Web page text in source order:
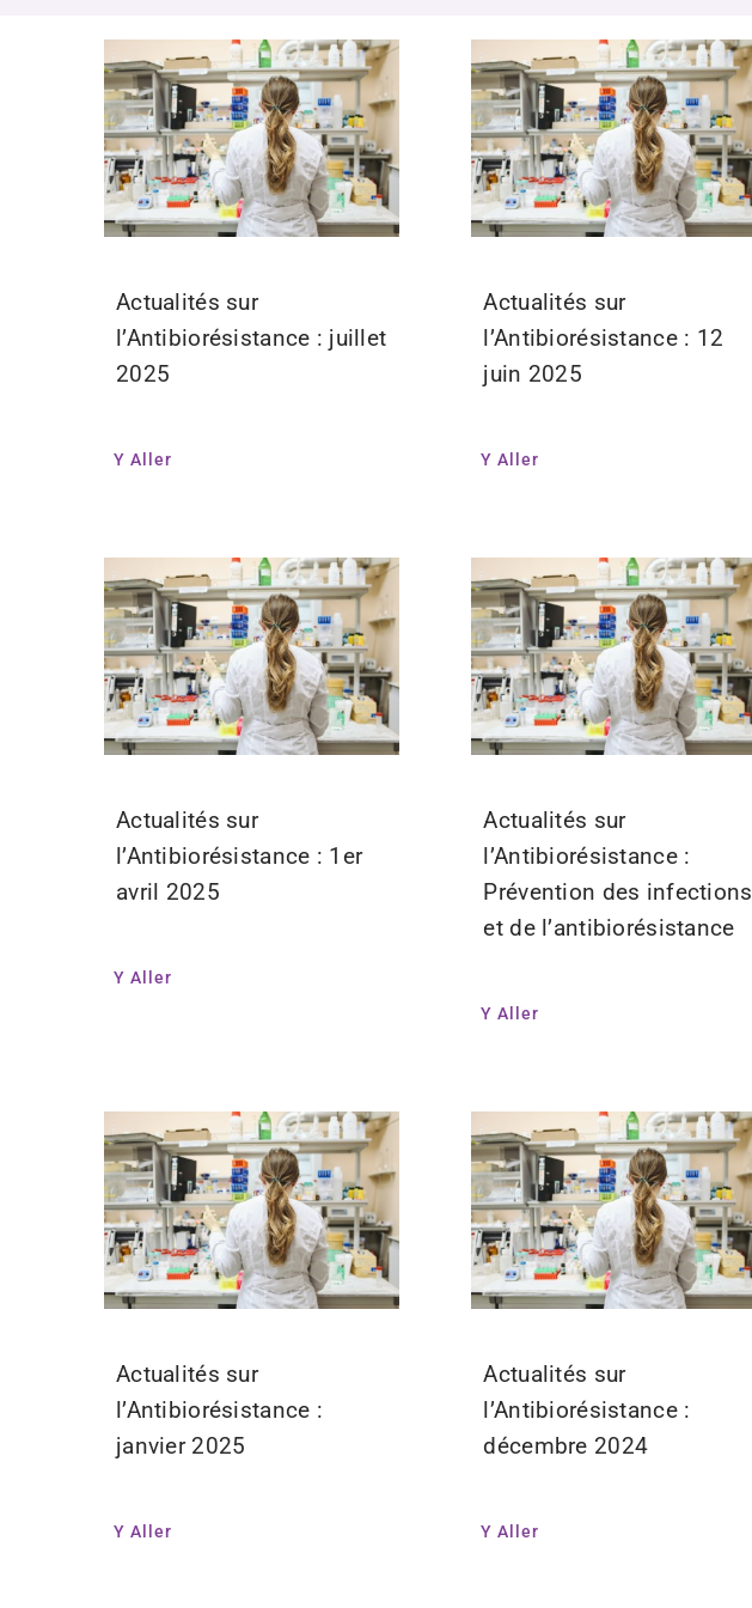
Actualités sur
l’Antibiorésistance : juillet
2025
Y Aller
Actualités sur
l’Antibiorésistance : 12
juin 2025
Y Aller
Actualités sur
l’Antibiorésistance : 1er
avril 2025
Y Aller
Actualités sur
l’Antibiorésistance :
Prévention des infections
et de l’antibiorésistance
Y Aller
Actualités sur
l’Antibiorésistance :
janvier 2025
Y Aller
Actualités sur
l’Antibiorésistance :
décembre 2024
Y Aller